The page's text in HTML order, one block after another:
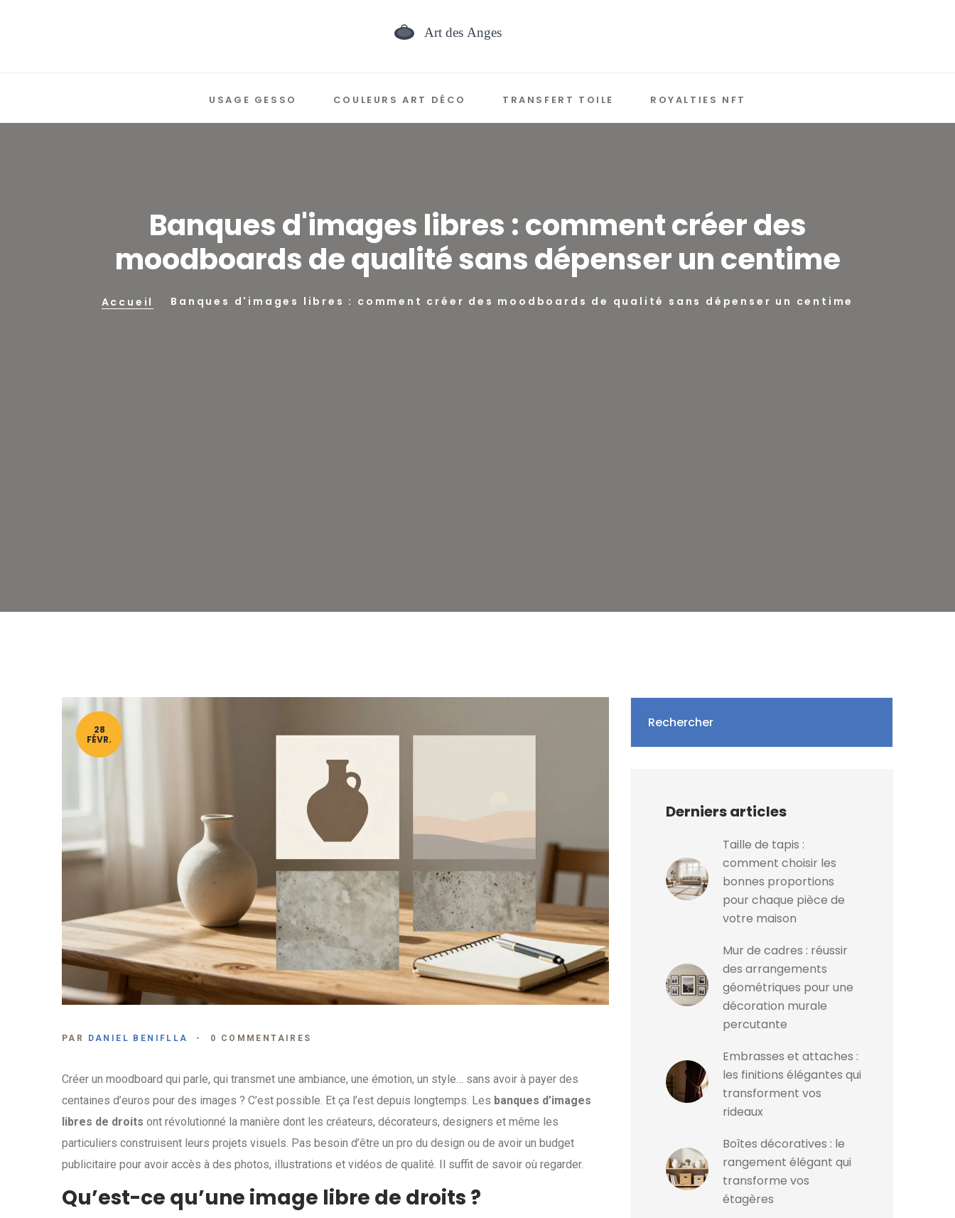
USAGE GESSO COULEURS ART DÉCO TRANSFERT TOILE ROYALTIES NFT
Banques d'images libres : comment créer des
moodboards de qualité sans dépenser un centime
Accueil Banques d'images libres : comment créer des moodboards de qualité sans dépenser un centime
28
FÉVR.
PAR DANIEL BENIFLLA 0 COMMENTAIRES
Créer un moodboard qui parle, qui transmet une ambiance, une émotion, un style… sans avoir à payer des
centaines d’euros pour des images ? C’est possible. Et ça l’est depuis longtemps. Les banques d’images
libres de droits ont révolutionné la manière dont les créateurs, décorateurs, designers et même les
particuliers construisent leurs projets visuels. Pas besoin d’être un pro du design ou de avoir un budget
publicitaire pour avoir accès à des photos, illustrations et vidéos de qualité. Il suffit de savoir où regarder.
Qu’est-ce qu’une image libre de droits ?
Rechercher
Derniers articles
Taille de tapis :
comment choisir les
bonnes proportions
pour chaque pièce de
votre maison
Mur de cadres : réussir
des arrangements
géométriques pour une
décoration murale
percutante
Embrasses et attaches :
les finitions élégantes qui
transforment vos
rideaux
Boîtes décoratives : le
rangement élégant qui
transforme vos
étagères